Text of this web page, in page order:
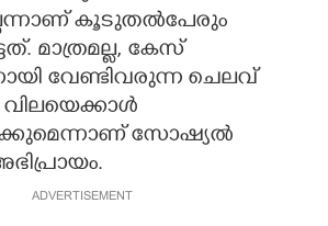
കൂടുതൽപേരും
മാത്രമല്ല, കേസ്
വേണ്ടിവരുന്ന ചെലവ്
വിലയെക്കാൾ
സോഷ്യൽ
ADVERTISEMENT